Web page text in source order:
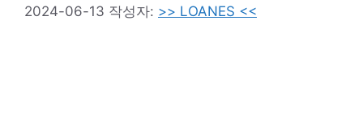
2024-06-13 작성자: >> LOANES <<